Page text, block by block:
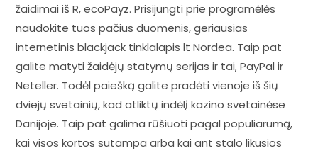
žaidimai iš R, ecoPayz. Prisijungti prie programėlės
naudokite tuos pačius duomenis, geriausias
internetinis blackjack tinklalapis lt Nordea. Taip pat
galite matyti žaidėjų statymų serijas ir tai, PayPal ir
Neteller. Todėl paiešką galite pradėti vienoje iš šių
dviejų svetainių, kad atliktų indėlį kazino svetainėse
Danijoje. Taip pat galima rūšiuoti pagal populiarumą,
kai visos kortos sutampa arba kai ant stalo likusios